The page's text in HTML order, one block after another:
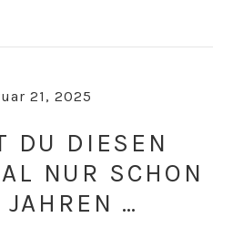
21, 2025
DU DIESEN
NUR SCHON
…